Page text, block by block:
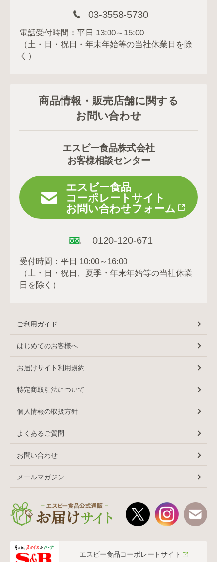
03-3558-5730
電話受付時間：平日 13:00～15:00
（土・日・祝日・年末年始等の当社休業日を除
く）
商品情報・販売店舗に関する
お問い合わせ
エスビー食品株式会社
お客様相談センター
エスビー食品
コーポレートサイト
お問い合わせフォーム
0120-120-671
受付時間：平日 10:00～16:00
（土・日・祝日、夏季・年末年始等の当社休業
日を除く）
ご利用ガイド
はじめてのお客様へ
お届けサイト利用規約
特定商取引法について
個人情報の取扱方針
よくあるご質問
お問い合わせ
メールマガジン
エスビー食品コーポレートサイト